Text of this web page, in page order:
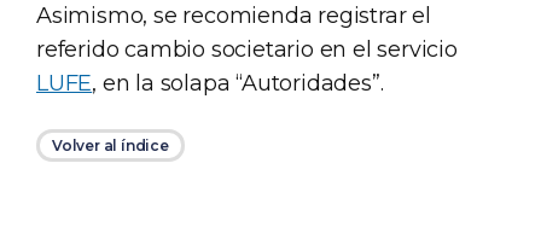
Asimismo, se recomienda registrar el
referido cambio societario en el servicio
LUFE, en la solapa “Autoridades”.
Volver al índice